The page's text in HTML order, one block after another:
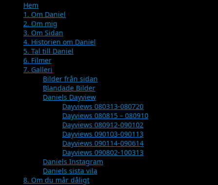
content
Hem
1. Om Daniel
2. Om mig
3. Om Sidan
4. Historien om Daniel
5. Tal till Daniel
6. Filmer
7. Galleri
Bilder från sidan
Blandade Bilder
Daniels Dayview
Dayviews 080313-080720
Dayviews 080815 – 080910
Dayviews 080912-090102
Dayviews 090103-090113
Dayviews 090114-090614
Dayviews 090802-100313
Daniels Instagram
Daniels sista vila
8. Om du mår dåligt